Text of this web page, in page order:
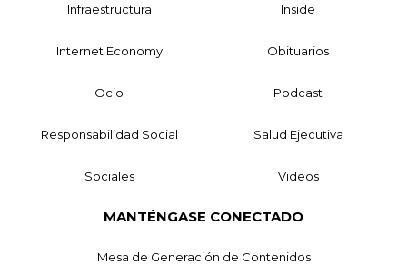
Infraestructura Inside
Internet Economy Obituarios
Ocio Podcast
Responsabilidad Social Salud Ejecutiva
Sociales Videos
MANTÉNGASE CONECTADO
Mesa de Generación de Contenidos